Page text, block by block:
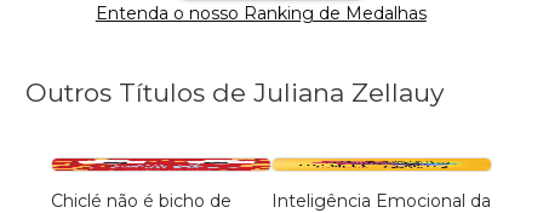
Entenda o nosso Ranking de Medalhas
Outros Títulos de Juliana Zellauy
Chiclé não é bicho de
Inteligência Emocional da